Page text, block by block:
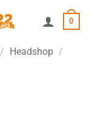
0
/ Headshop /